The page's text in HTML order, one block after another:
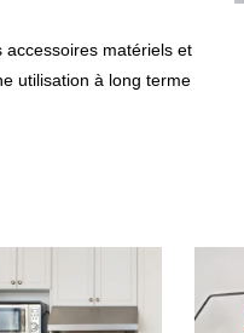
matériels et
utilisation à long terme